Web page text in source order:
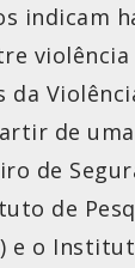
indicam
violência
da
de
de
de
e o